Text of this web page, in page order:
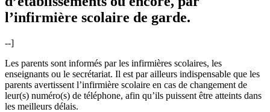
l’infirmière scolaire de garde.
--]
Les parents sont informés par les infirmières scolaires, les
enseignants ou le secrétariat. Il est par ailleurs indispensable que les
parents avertissent l’infirmière scolaire en cas de changement de
leur(s) numéro(s) de téléphone, afin qu’ils puissent être atteints dans
les meilleurs délais.